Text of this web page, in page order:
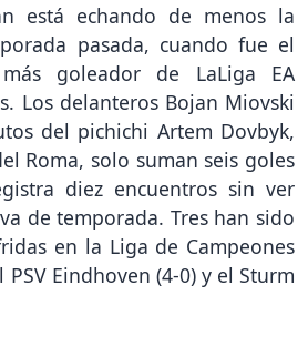
está echando de menos la
pasada, cuando fue el
goleador de LaLiga EA
Los delanteros Bojan Miovski
del pichichi Artem Dovbyk,
Roma, solo suman seis goles
diez encuentros sin ver
de temporada. Tres han sido
en la Liga de Campeones
PSV Eindhoven (4-0) y el Sturm